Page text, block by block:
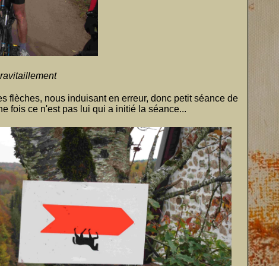
flèches, nous induisant en erreur, donc petit séance de
fois ce n'est pas lui qui a initié la séance...